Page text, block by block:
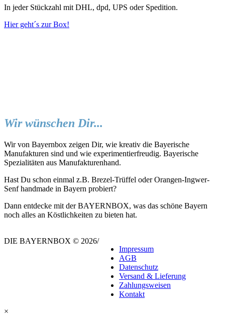
In jeder Stückzahl mit DHL, dpd, UPS oder Spedition.
Hier geht´s zur Box!
Wir wünschen Dir...
Wir von Bayernbox zeigen Dir, wie kreativ die Bayerische
Manufakturen sind und wie experimentierfreudig. Bayerische
Spezialitäten aus Manufakturenhand.
Hast Du schon einmal z.B. Brezel-Trüffel oder Orangen-Ingwer-
Senf handmade in Bayern probiert?
Dann entdecke mit der BAYERNBOX, was das schöne Bayern
noch alles an Köstlichkeiten zu bieten hat.
DIE BAYERNBOX © 2026/
Impressum
AGB
Datenschutz
Versand & Lieferung
Zahlungsweisen
Kontakt
×